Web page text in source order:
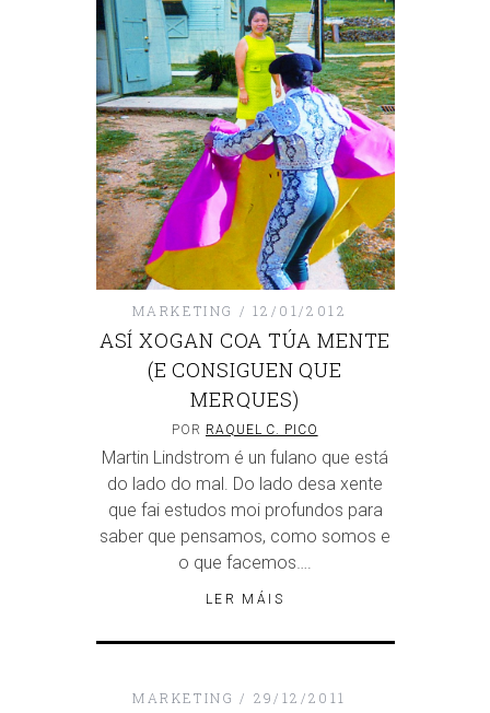
MARKETING 12/01/2012
ASÍ XOGAN COA TÚA MENTE
(E CONSIGUEN QUE
MERQUES)
POR RAQUEL C. PICO
Martin Lindstrom é un fulano que está
do lado do mal. Do lado desa xente
que fai estudos moi profundos para
saber que pensamos, como somos e
o que facemos….
LER MÁIS
MARKETING 29/12/2011